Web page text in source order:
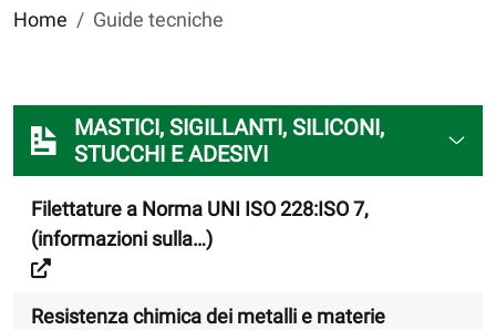
Home Guide tecniche
MASTICI, SIGILLANTI, SILICONI,
STUCCHI E ADESIVI
Filettature a Norma UNI ISO 228:ISO 7,
(informazioni sulla…)
Resistenza chimica dei metalli e materie